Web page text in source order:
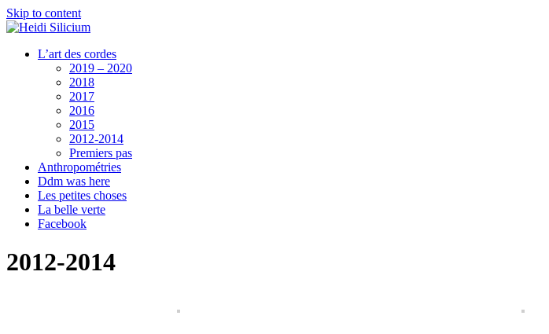
Skip to content
L’art des cordes
2019 – 2020
2018
2017
2016
2015
2012-2014
Premiers pas
Anthropométries
Ddm was here
Les petites choses
La belle verte
Facebook
2012-2014